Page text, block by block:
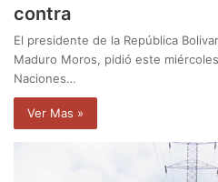
contra
El presidente de la República
Maduro Moros, pidió este
Naciones…
Ver Mas »